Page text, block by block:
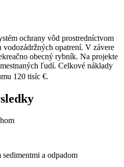
ochrany vôd prostredníctvom
vodozádržných opatrení. V závere
obecný rybník. Na projekte
ľudí. Celkové náklady
120 tisíc €.
sedimentmi a odpadom